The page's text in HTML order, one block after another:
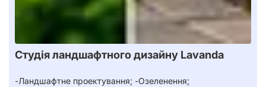
Студія ландшафтного дизайну Lavanda
-Ландшафтне проектування; -Озеленення;